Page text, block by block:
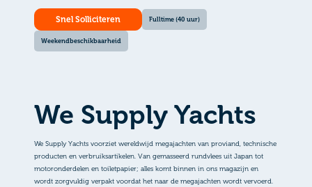
Snel Solliciteren Fulltime (40 uur)
Weekendbeschikbaarheid
We Supply Yachts
We Supply Yachts voorziet wereldwijd megajachten van proviand, technische
producten en verbruiksartikelen. Van gemasseerd rundvlees uit Japan tot
motoronderdelen en toiletpapier; alles komt binnen in ons magazijn en
wordt zorgvuldig verpakt voordat het naar de megajachten wordt vervoerd.